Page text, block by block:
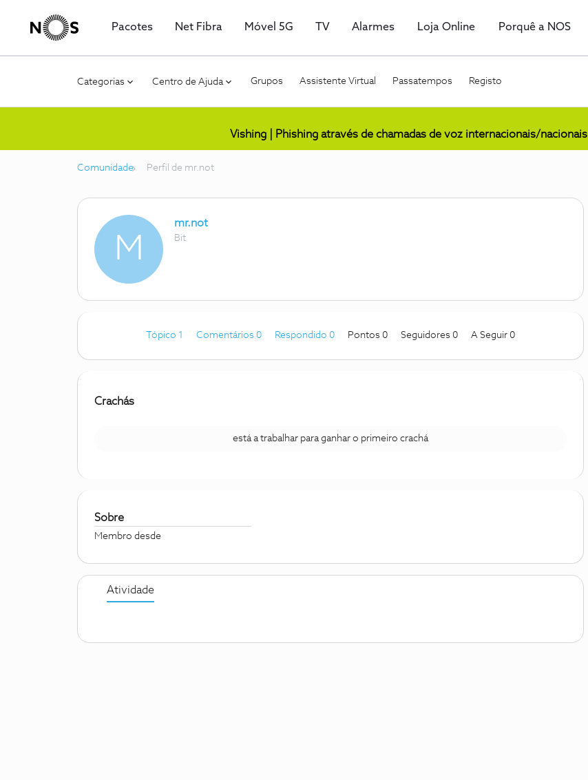
Pacotes Net Fibra Móvel 5G TV Alarmes Loja Online Porquê a NOS
Categorias Centro de Ajuda Grupos Assistente Virtual Passatempos Registo
Vishing | Phishing através de chamadas de voz internacionais/nacionais
Comunidade Perfil de mr.not
M
mr.not
Bit
Tópico 1 Comentários 0 Respondido 0 Pontos 0 Seguidores 0 A Seguir 0
Crachás
está a trabalhar para ganhar o primeiro crachá
Sobre
Membro desde
Atividade